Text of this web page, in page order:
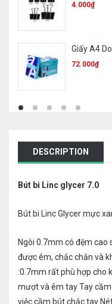
4.000₫
Giấy A4
72.000₫
DESCRIPTION
Bút bi Linc glycer 7.0
Bút bi Linc Glycer mực
Ngòi 0.7mm có đệm
được êm, chắc chắn và
:0.7mm rất phù hợp cho
mượt và êm tay Tay
việc cầm bút chắc tay